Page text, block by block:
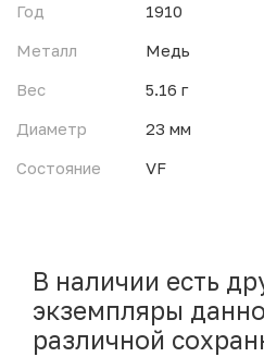
Год
1910
Металл
Медь
Вес
5.16 г
Диаметр
23 мм
Состояние
VF
В наличии есть
экземпляры
различной